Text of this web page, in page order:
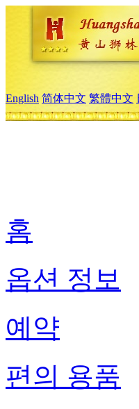
English 简体中文 繁體中文
홈
옵션 정보
예약
편의 용품